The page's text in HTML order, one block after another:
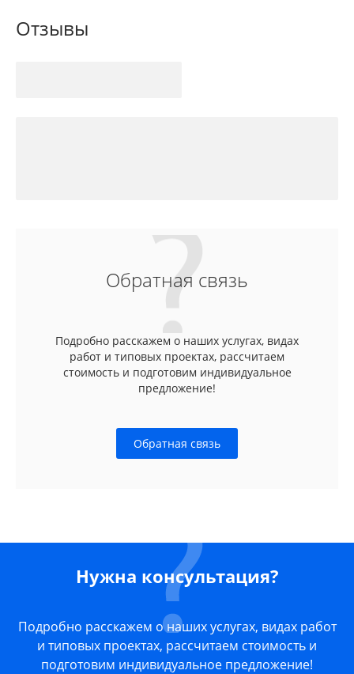
Отзывы
Обратная связь
Подробно расскажем о наших услугах, видах
работ и типовых проектах, рассчитаем
стоимость и подготовим индивидуальное
предложение!
Обратная связь
Нужна консультация?
Подробно расскажем о наших услугах, видах работ
и типовых проектах, рассчитаем стоимость и
подготовим индивидуальное предложение!